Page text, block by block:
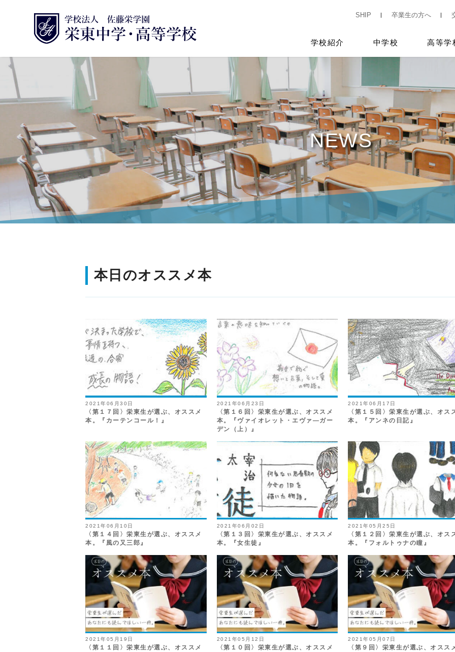
SHIP 卒業生の方へ
学校紹介 中学校 高等学
NEWS
本日のオススメ本
2021年06月30日
〈第１７回〉栄東生が選ぶ、オススメ
本。『カーテンコール！』
2021年06月23日
〈第１６回〉栄東生が選ぶ、オススメ
本。『ヴァイオレット・エヴァ―ガー
デン（上）』
2021年06月17日
〈第１５回〉栄東生が選ぶ、オス
本。『アンネの日記』
2021年06月10日
〈第１４回〉栄東生が選ぶ、オススメ
本。『風の又三郎』
2021年06月02日
〈第１３回〉栄東生が選ぶ、オススメ
本。『女生徒』
2021年05月25日
〈第１２回〉栄東生が選ぶ、オス
本。『フォルトゥナの瞳』
2021年05月19日
〈第１１回〉栄東生が選ぶ、オススメ
2021年05月12日
〈第１０回〉栄東生が選ぶ、オススメ
2021年05月07日
〈第９回〉栄東生が選ぶ、オスス